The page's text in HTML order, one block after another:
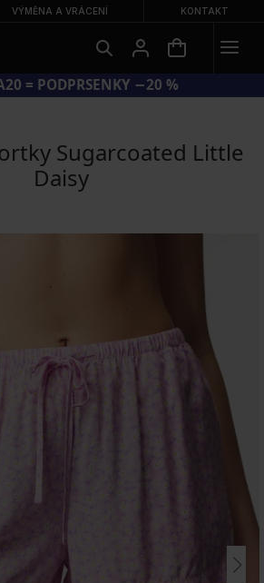
VÝMĚNA A VRÁCENÍ KONTAKT
= PODPRSENKY −20 %
Sugarcoated Little
Daisy